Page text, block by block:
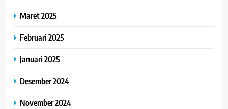
Maret 2025
Februari 2025
Januari 2025
Desember 2024
November 2024